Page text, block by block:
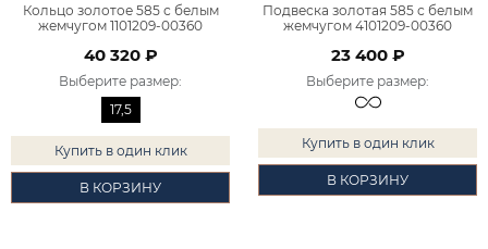
Кольцо золотое 585 с белым
жемчугом 1101209-00360
40 320 ₽
Выберите размер:
17,5
Купить в один клик
В КОРЗИНУ
Подвеска золотая 585 с белым
жемчугом 4101209-00360
23 400 ₽
Выберите размер:
Купить в один клик
В КОРЗИНУ